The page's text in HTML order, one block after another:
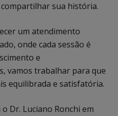
sua história.
um atendimento
onde cada sessão é
e
vamos trabalhar para que
equilibrada e satisfatória.
Dr. Luciano Ronchi em